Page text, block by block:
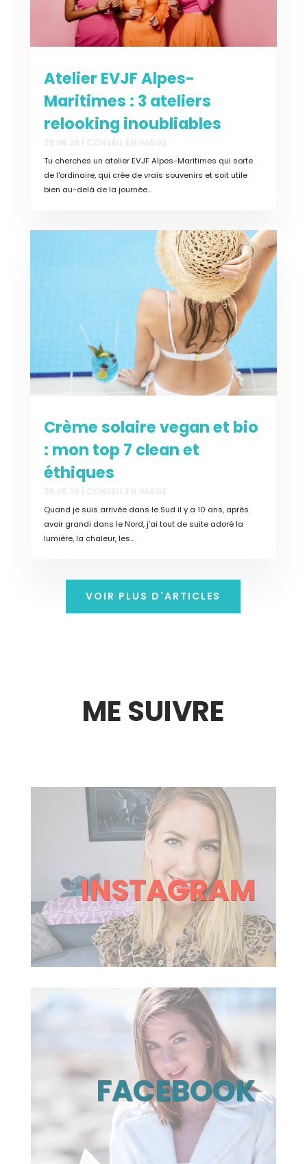
Atelier EVJF Alpes-
Maritimes : 3 ateliers
relooking inoubliables
Tu cherches un atelier EVJF Alpes-Maritimes qui sorte
de l'ordinaire, qui crée de vrais souvenirs et soit utile
bien au-delà de la journée...
Crème solaire vegan et bio
: mon top 7 clean et
éthiques
Quand je suis arrivée dans le Sud il y a 10 ans, après
avoir grandi dans le Nord, j’ai tout de suite adoré la
lumière, la chaleur, les...
VOIR PLUS D'ARTICLES
ME SUIVRE
INSTAGRAM
FACEBOOK